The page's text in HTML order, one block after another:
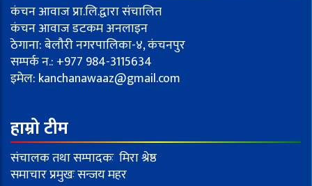
कंचन आवाज प्रा.लि.द्वारा संचालित
कंचन आवाज डटकम अनलाइन
ठेगाना: बेलौरी नगरपालिका-४, कंचनपुर
सम्पर्क न.: +977 984-3115634
इमेल: kanchanawaaz@gmail.com
हाम्रो टीम
संचालक तथा सम्पादकः मिरा श्रेष्ठ
समाचार प्रमुखः सन्जय महर